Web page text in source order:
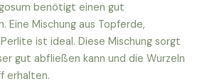
benötigt einen gut
Eine Mischung aus Topferde,
ist ideal. Diese Mischung sorgt
gut abfließen kann und die Wurzeln
erhalten.